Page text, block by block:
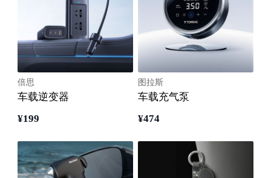
倍思
车载逆变器
¥199
图拉斯
车载充气泵
¥474